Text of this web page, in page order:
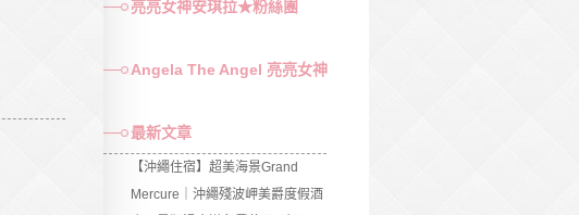
亮亮女神安琪拉★粉絲團
Angela The Angel 亮亮女神
最新文章
【沖繩住宿】超美海景Grand
Mercure｜沖繩殘波岬美爵度假酒